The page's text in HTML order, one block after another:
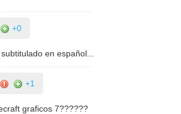
+0
en español...
+1
graficos 7??????